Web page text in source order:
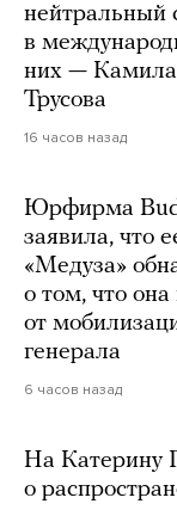
нейтральный
в
них — Камила
Трусова
16 часов назад
Юрфирма
заявила, что
«Медуза»
о том, что она
от
генерала
6 часов назад
На Катерину
о